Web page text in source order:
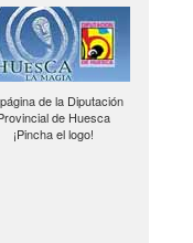
de la Diputación
de Huesca
¡Pincha el logo!